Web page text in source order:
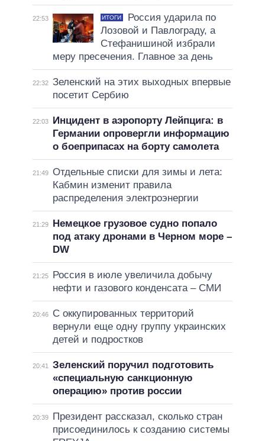
22:53 ИТОГИ
Россия ударила по
Лозовой и Павлограду, а
Стефанишиной избрали
меру пресечения. Главное за день
22:32 Зеленский на этих выходных впервые
посетит Сербию
22:03
Инцидент в аэропорту Лейпцига: в
Германии опровергли информацию
о боеприпасах на борту самолета
21:49 Отдельные списки для зимы и лета:
Кабмин изменит правила
распределения электроэнергии
21:29
Немецкое грузовое судно попало
под атаку дронами в Черном море –
DW
21:25
Россия в июле увеличила добычу
нефти и газового конденсата – СМИ
20:46
С оккупированных территорий
вернули еще одну группу украинских
детей и подростков
20:41
Зеленский поручил подготовить
«специальную санкционную
операцию» против россии
20:39
Президент рассказал, сколько стран
присоединилось к созданию системы